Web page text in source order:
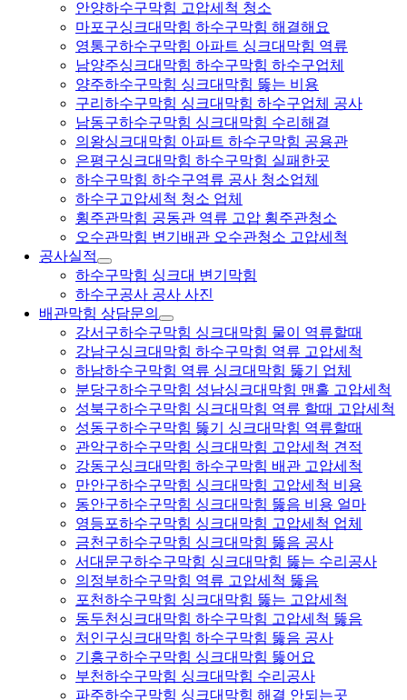
안양하수구막힘 고압세척 청소
마포구싱크대막힘 하수구막힘 해결해요
영통구하수구막힘 아파트 싱크대막힘 역류
남양주싱크대막힘 하수구막힘 하수구업체
양주하수구막힘 싱크대막힘 뚫는 비용
구리하수구막힘 싱크대막힘 하수구업체 공사
남동구하수구막힘 싱크대막힘 수리해결
의왕싱크대막힘 아파트 하수구막힘 공용관
은평구싱크대막힘 하수구막힘 실패한곳
하수구막힘 하수구역류 공사 청소업체
하수구고압세척 청소 업체
횡주관막힘 공동관 역류 고압 횡주관청소
오수관막힘 변기배관 오수관청소 고압세척
공사실적
하수구막힘 싱크대 변기막힘
하수구공사 공사 사진
배관막힘 상담문의
강서구하수구막힘 싱크대막힘 물이 역류할때
강남구싱크대막힘 하수구막힘 역류 고압세척
하남하수구막힘 역류 싱크대막힘 뚫기 업체
분당구하수구막힘 성남싱크대막힘 맨홀 고압세척
성북구하수구막힘 싱크대막힘 역류 할때 고압세척
성동구하수구막힘 뚫기 싱크대막힘 역류할때
관악구하수구막힘 싱크대막힘 고압세척 견적
강동구싱크대막힘 하수구막힘 배관 고압세척
만안구하수구막힘 싱크대막힘 고압세척 비용
동안구하수구막힘 싱크대막힘 뚫음 비용 얼마
영등포하수구막힘 싱크대막힘 고압세척 업체
금천구하수구막힘 싱크대막힘 뚫음 공사
서대문구하수구막힘 싱크대막힘 뚫는 수리공사
의정부하수구막힘 역류 고압세척 뚫음
포천하수구막힘 싱크대막힘 뚫는 고압세척
동두천싱크대막힘 하수구막힘 고압세척 뚫음
처인구싱크대막힘 하수구막힘 뚫음 공사
기흥구하수구막힘 싱크대막힘 뚫어요
부천하수구막힘 싱크대막힘 수리공사
파주하수구막힘 싱크대막힘 해결 안되는곳